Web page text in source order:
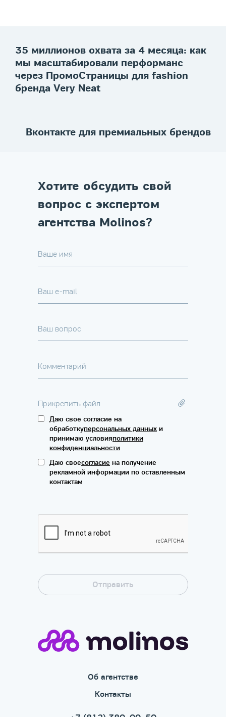
35 миллионов охвата за 4 месяца: как
мы масштабировали перформанс
через ПромоСтраницы для fashion
бренда Very Neat
Вконтакте для премиальных брендов
Об агентстве
Контакты
Хотите обсудить свой
вопрос с экспертом
агентства Molinos?
Ваше имя
Ваш e-mail
Ваш вопрос
Комментарий
Прикрепить файл
Даю свое согласие на
обработкуперсональных данных и
принимаю условияполитики
конфиденциальности
Даю своесогласие на получение
рекламной информации по оставленным
контактам